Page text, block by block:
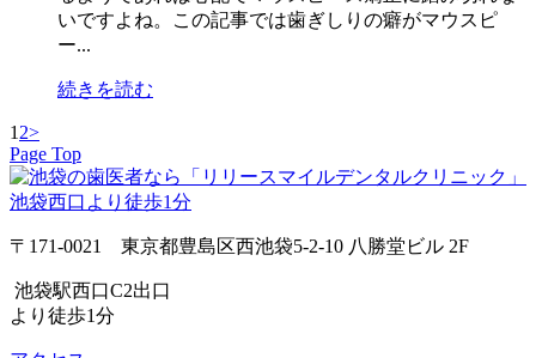
いですよね。この記事では歯ぎしりの癖がマウスピ
ー...
続きを読む
1 2>
Page Top
〒171-0021 東京都豊島区西池袋5-2-10 八勝堂ビル 2F
池袋駅西口C2出口
より徒歩1分